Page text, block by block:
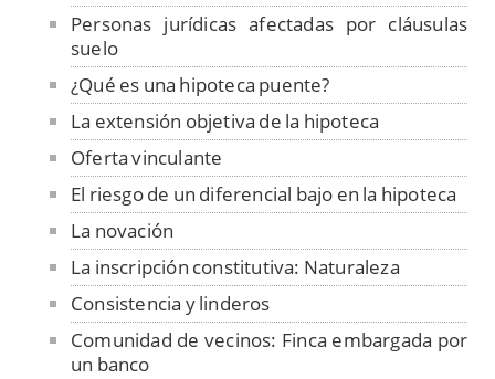
Personas jurídicas afectadas por cláusulas
suelo
¿Qué es una hipoteca puente?
La extensión objetiva de la hipoteca
Oferta vinculante
El riesgo de un diferencial bajo en la hipoteca
La novación
La inscripción constitutiva: Naturaleza
Consistencia y linderos
Comunidad de vecinos: Finca embargada por
un banco